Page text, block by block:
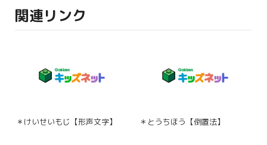
関連リンク
＊けいせいもじ【形声文字】 ＊とうちほう【倒置法】